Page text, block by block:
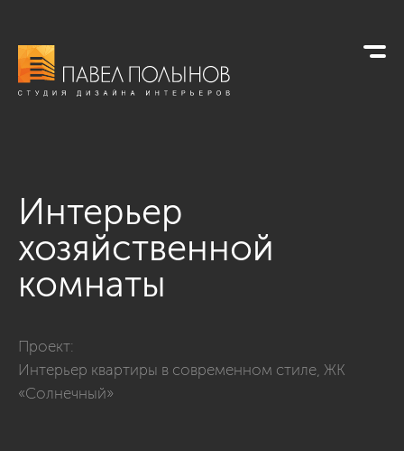
Интерьер
хозяйственной
комнаты
Проект:
Интерьер квартиры в современном стиле, ЖК
«Солнечный»